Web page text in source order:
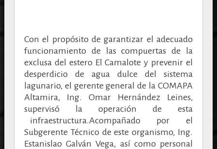
Con el propósito de garantizar el adecuado
funcionamiento de las compuertas de la
exclusa del estero El Camalote y prevenir el
desperdicio de agua dulce del sistema
lagunario, el gerente general de la COMAPA
Altamira, Ing. Omar Hernández Leines,
supervisó la operación de esta
infraestructura.Acompañado por el
Subgerente Técnico de este organismo, Ing.
Estanislao Galván Vega, así como personal